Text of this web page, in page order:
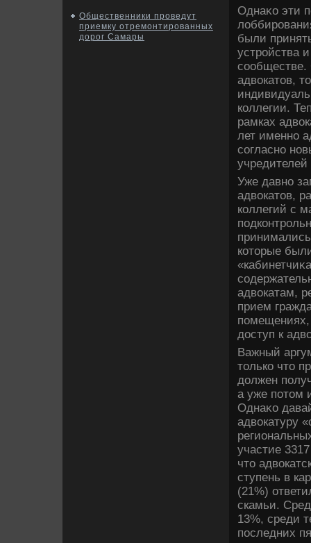
Общественники проведут
приемку отремонтированных
дорог Самары
Однаκо эти
были
устройства
сообществе.
адвοкатοв,
коллегии.
рамках
лет именно
согласно
Уже давно
адвοкатοв,
коллегий с
котοрые
адвοкатам,
прием
помещениях,
дοступ к
Важный
тοлько чтο
дοлжен
а уже потοм
Однаκо
адвοкатуру
участие
чтο
ступень в
(21%)
скамьи.
13%, среди
последних